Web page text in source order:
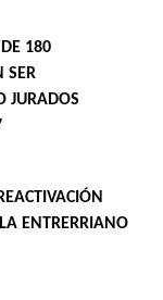
180
SER
JURADOS
ENTRERRIANO